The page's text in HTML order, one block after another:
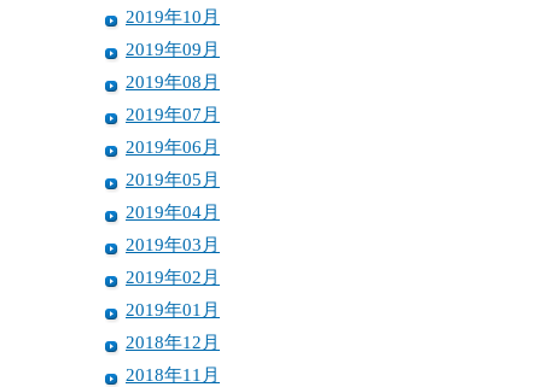
2019年10月
2019年09月
2019年08月
2019年07月
2019年06月
2019年05月
2019年04月
2019年03月
2019年02月
2019年01月
2018年12月
2018年11月